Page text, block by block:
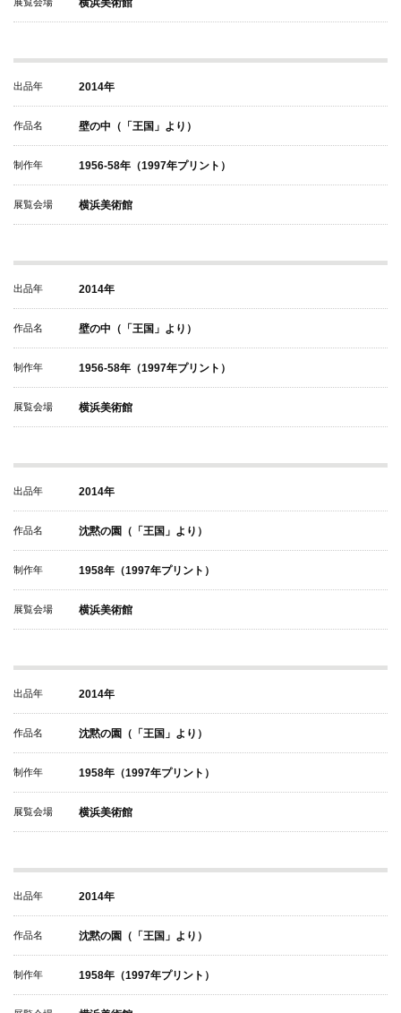
横浜美術館
出品年 2014年
作品名 壁の中（「王国」より）
制作年 1956-58年（1997年プリント）
展覧会場 横浜美術館
出品年 2014年
作品名 壁の中（「王国」より）
制作年 1956-58年（1997年プリント）
展覧会場 横浜美術館
出品年 2014年
作品名 沈黙の園（「王国」より）
制作年 1958年（1997年プリント）
展覧会場 横浜美術館
出品年 2014年
作品名 沈黙の園（「王国」より）
制作年 1958年（1997年プリント）
展覧会場 横浜美術館
出品年 2014年
作品名 沈黙の園（「王国」より）
制作年 1958年（1997年プリント）